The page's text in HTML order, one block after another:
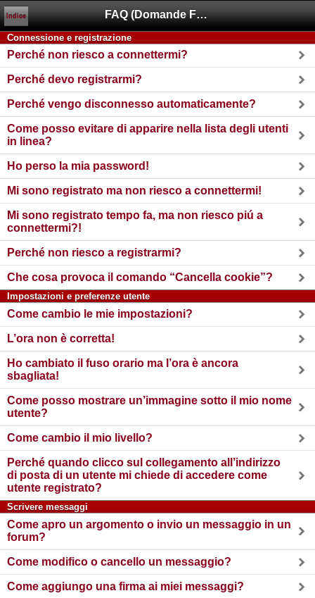
FAQ (Domande Frequenti)
Indice
Connessione e registrazione
Perché non riesco a connettermi?
Perché devo registrarmi?
Perché vengo disconnesso automaticamente?
Come posso evitare di apparire nella lista degli utenti
in linea?
Ho perso la mia password!
Mi sono registrato ma non riesco a connettermi!
Mi sono registrato tempo fa, ma non riesco piú a
connettermi?!
Perché non riesco a registrarmi?
Che cosa provoca il comando “Cancella cookie”?
Impostazioni e preferenze utente
Come cambio le mie impostazioni?
L’ora non è corretta!
Ho cambiato il fuso orario ma l’ora è ancora
sbagliata!
Come posso mostrare un’immagine sotto il mio nome
utente?
Come cambio il mio livello?
Perché quando clicco sul collegamento all’indirizzo
di posta di un utente mi chiede di accedere come
utente registrato?
Scrivere messaggi
Come apro un argomento o invio un messaggio in un
forum?
Come modifico o cancello un messaggio?
Come aggiungo una firma ai miei messaggi?